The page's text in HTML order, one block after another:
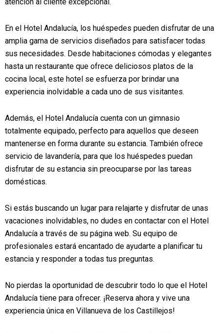
En el Hotel Andalucía, los huéspedes pueden disfrutar de una
amplia gama de servicios diseñados para satisfacer todas
sus necesidades. Desde habitaciones cómodas y elegantes
hasta un restaurante que ofrece deliciosos platos de la
cocina local, este hotel se esfuerza por brindar una
experiencia inolvidable a cada uno de sus visitantes.
Además, el Hotel Andalucía cuenta con un gimnasio
totalmente equipado, perfecto para aquellos que deseen
mantenerse en forma durante su estancia. También ofrece
servicio de lavandería, para que los huéspedes puedan
disfrutar de su estancia sin preocuparse por las tareas
domésticas.
Si estás buscando un lugar para relajarte y disfrutar de unas
vacaciones inolvidables, no dudes en contactar con el Hotel
Andalucía a través de su página web. Su equipo de
profesionales estará encantado de ayudarte a planificar tu
estancia y responder a todas tus preguntas.
No pierdas la oportunidad de descubrir todo lo que el Hotel
Andalucía tiene para ofrecer. ¡Reserva ahora y vive una
experiencia única en Villanueva de los Castillejos!